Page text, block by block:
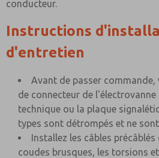
conducteur.
Instructions
d'entretien
Avant de passer
de connecteur de l'électrovanne
technique ou la plaque
types sont détrompés et ne
Installez les câbles
coudes brusques, les torsions